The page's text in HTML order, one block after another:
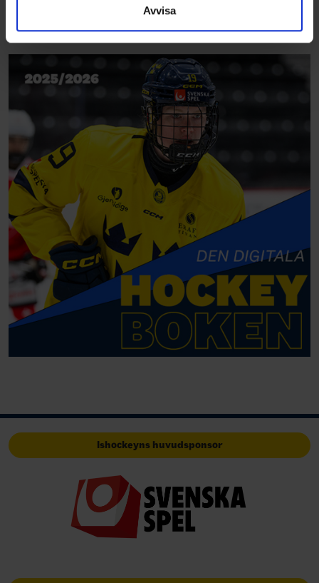
Avvisa
Ishockeyns huvudsponsor